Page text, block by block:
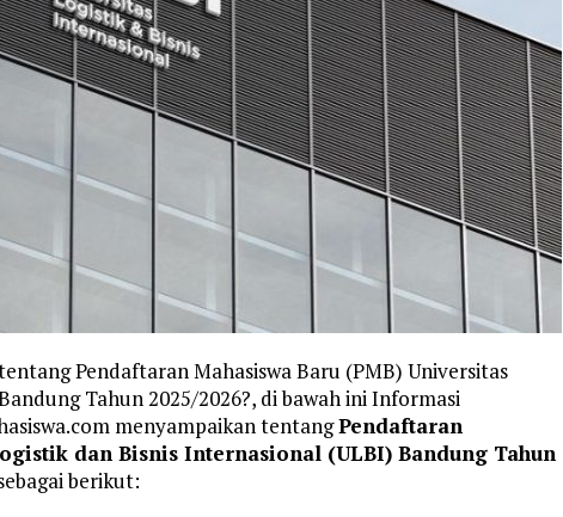
Pendaftaran Mahasiswa Baru (PMB) Universitas
Tahun 2025/2026?, di bawah ini Informasi
menyampaikan tentangPendaftaran
dan Bisnis Internasional (ULBI) Bandung Tahun
berikut: